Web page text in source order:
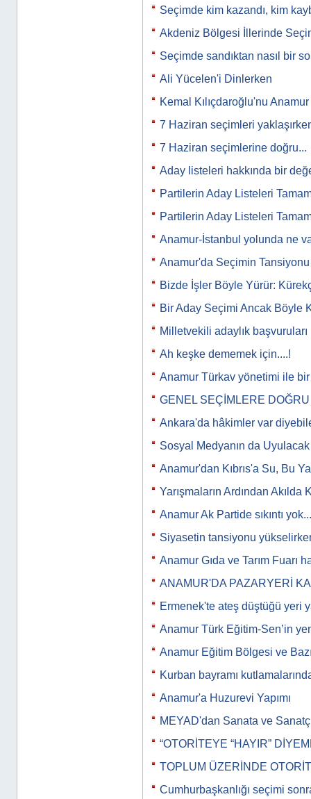
Seçimde kim kazandı, kim
Akdeniz Bölgesi İllerinde
Seçimde sandıktan nasıl bir
Ali Yücelen'i Dinlerken
Kemal Kılıçdaroğlu'nu
7 Haziran seçimleri
7 Haziran seçimlerine doğru...
Aday listeleri hakkında bir
Partilerin Aday Listeleri
Partilerin Aday Listeleri
Anamur-İstanbul yolunda ne
Anamur'da Seçimin
Bizde İşler Böyle Yürür:
Bir Aday Seçimi Ancak Böyle
Milletvekili adaylık başvuruları
Ah keşke dememek için....!
Anamur Türkav yönetimi ile
GENEL SEÇİMLERE DOĞRU
Ankara'da hâkimler var
Sosyal Medyanın da
Anamur'dan Kıbrıs'a Su, Bu
Yarışmaların Ardından Akılda
Anamur Ak Partide sıkıntı
Siyasetin tansiyonu
Anamur Gıda ve Tarım Fuarı
ANAMUR'DA PAZARYERİ
Ermenek'te ateş düştüğü yeri
Anamur Türk Eğitim-Sen’in
Anamur Eğitim Bölgesi ve
Kurban bayramı
Anamur'a Huzurevi Yapımı
MEYAD'dan Sanata ve
“OTORİTEYE “HAYIR”
TOPLUM ÜZERİNDE
Cumhurbaşkanlığı seçimi